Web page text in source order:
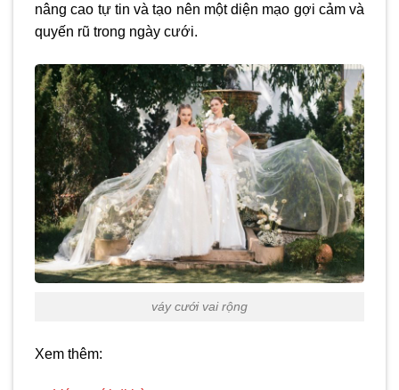
nâng cao tự tin và tạo nên một diện mạo gợi cảm và
quyến rũ trong ngày cưới.
váy cưới vai rộng
Xem thêm: